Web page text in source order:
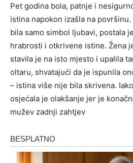
Pet godina bola, patnje i
istina napokon izašla na
bila samo simbol ljubavi, postala
hrabrosti i otkrivene istine. Žena
stavila je na isto mjesto i upalila
oltaru, shvatajući da je ispunila
– istina više nije bila skrivena.
osjećala je olakšanje jer je
mužev zadnji zahtjev